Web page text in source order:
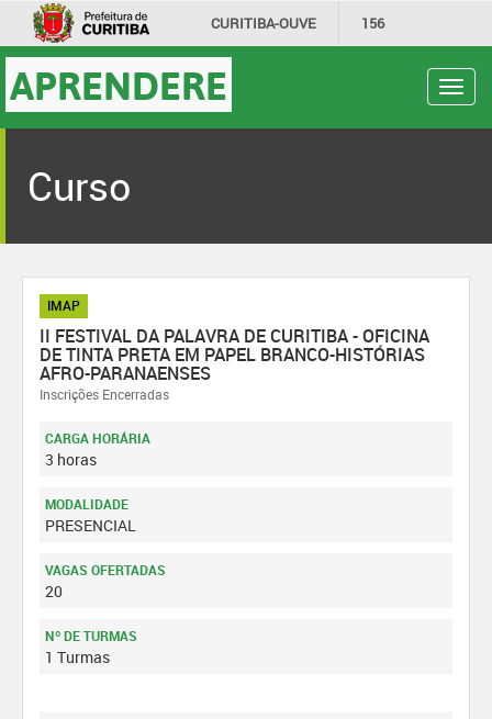
CURITIBA-OUVE 156
SECRETARIAS
APRENDERE
Curso
IMAP
II FESTIVAL DA PALAVRA DE CURITIBA - OFICINA
DE TINTA PRETA EM PAPEL BRANCO-HISTÓRIAS
AFRO-PARANAENSES
Inscrições Encerradas
CARGA HORÁRIA
3 horas
MODALIDADE
PRESENCIAL
VAGAS OFERTADAS
20
Nº DE TURMAS
1 Turmas